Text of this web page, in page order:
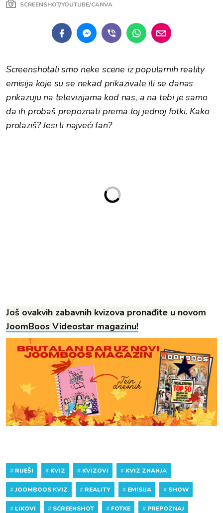
SCREENSHOT/YOUTUBE/CANVA
Screenshotali smo neke scene iz popularnih reality
emisija koje su se nekad prikazivale ili se danas
prikazuju na televizijama kod nas, a na tebi je samo
da ih probaš prepoznati prema toj jednoj fotki. Kako
prolaziš? Jesi li najveći fan?
Još ovakvih zabavnih kvizova pronađite u novom
JoomBoos Videostar magazinu!
# RIJEŠI # KVIZ # KVIZOVI # KVIZ ZNANJA
#JOOMBOOS KVIZ # REALITY # EMISIJA # SHOW
# LIKOVI # SCREENSHOT # FOTKE # PREPOZNAJ